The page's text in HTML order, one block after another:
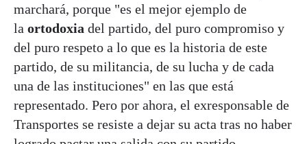
marchará, porque "es el mejor ejemplo de
la ortodoxia del partido, del puro compromiso y
del puro respeto a lo que es la historia de este
partido, de su militancia, de su lucha y de cada
una de las instituciones" en las que está
representado. Pero por ahora, el exresponsable de
Transportes se resiste a dejar su acta tras no haber